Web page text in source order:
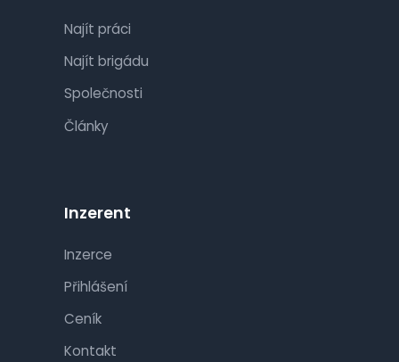
Najít práci
Najít brigádu
Společnosti
Články
Inzerent
Inzerce
Přihlášení
Ceník
Kontakt